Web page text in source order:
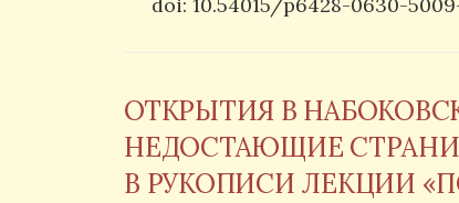
ОТКРЫТИЯ В
НЕДОСТАЮЩИЕ
В РУКОПИСИ ЛЕКЦИИ